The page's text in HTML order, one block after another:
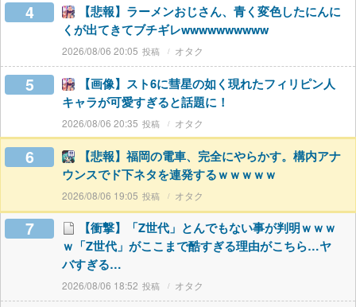
4
【悲報】ラーメンおじさん、青く変色したにんに
くが出てきてブチギレwwwwwwwwww
2026/08/06 20:05 オタク
5
【画像】スト6に彗星の如く現れたフィリピン人
キャラが可愛すぎると話題に！
2026/08/06 20:35 オタク
6
【悲報】福岡の電車、完全にやらかす。構内アナ
ウンスでド下ネタを連発するｗｗｗｗｗ
2026/08/06 19:05 オタク
7
【衝撃】「Z世代」とんでもない事が判明ｗｗｗ
ｗ「Z世代」がここまで酷すぎる理由がこちら…ヤ
バすぎる…
2026/08/06 18:52 オタク